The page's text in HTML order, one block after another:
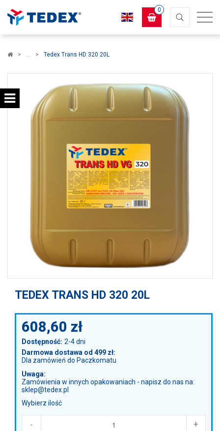
0
Koszyk
info:Twój koszyk jest pusty! ×
Tedex Trans HD 320 20L
TEDEX TRANS HD 320 20L
608,60 zł
Dostępność: 2-4 dni
Darmowa dostawa od 499 zł:
Dla zamówień do Paczkomatu
Uwaga:
Zamówienia w innych opakowaniach - napisz do nas na:
sklep@tedex.pl
Wybierz ilość
+
-